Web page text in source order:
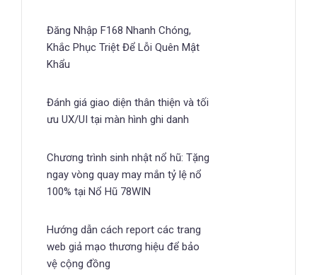
Đăng Nhập F168 Nhanh Chóng,
Khắc Phục Triệt Để Lỗi Quên Mật
Khẩu
Đánh giá giao diện thân thiện và tối
ưu UX/UI tại màn hình ghi danh
Chương trình sinh nhật nổ hũ: Tặng
ngay vòng quay may mắn tỷ lệ nổ
100% tại Nổ Hũ 78WIN
Hướng dẫn cách report các trang
web giả mạo thương hiệu để bảo
vệ cộng đồng